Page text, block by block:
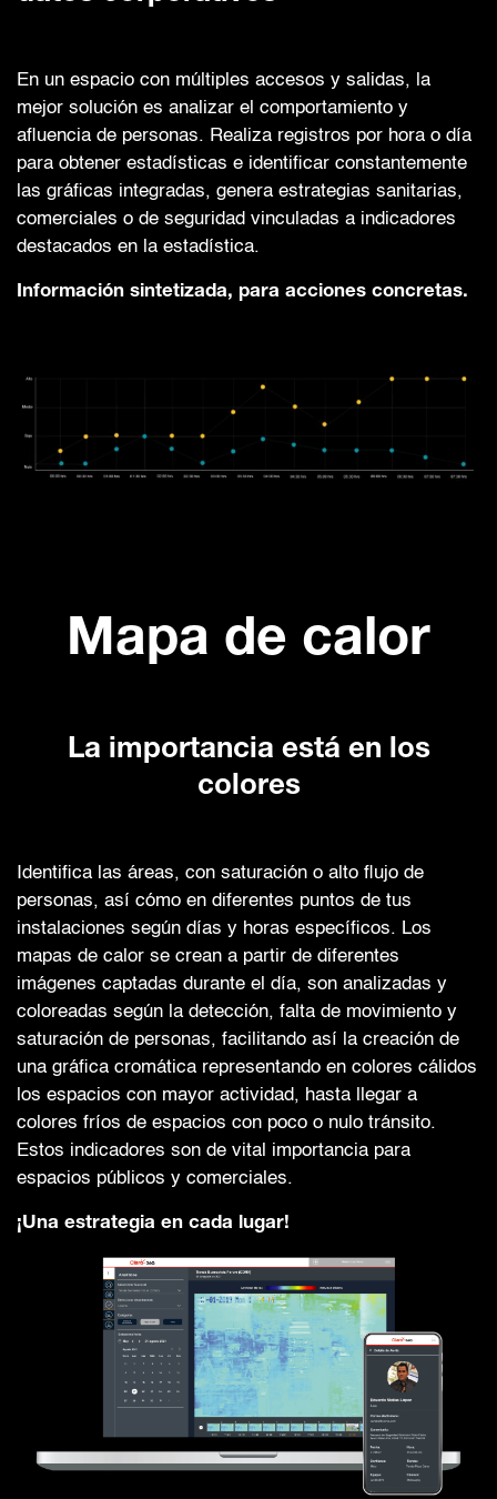
En un espacio con múltiples accesos y salidas, la
mejor solución es analizar el comportamiento y
afluencia de personas. Realiza registros por hora o día
para obtener estadísticas e identificar constantemente
las gráficas integradas, genera estrategias sanitarias,
comerciales o de seguridad vinculadas a indicadores
destacados en la estadística.
Información sintetizada, para acciones concretas.
Mapa de calor
La importancia está en los
colores
Identifica las áreas, con saturación o alto flujo de
personas, así cómo en diferentes puntos de tus
instalaciones según días y horas específicos. Los
mapas de calor se crean a partir de diferentes
imágenes captadas durante el día, son analizadas y
coloreadas según la detección, falta de movimiento y
saturación de personas, facilitando así la creación de
una gráfica cromática representando en colores cálidos
los espacios con mayor actividad, hasta llegar a
colores fríos de espacios con poco o nulo tránsito.
Estos indicadores son de vital importancia para
espacios públicos y comerciales.
¡Una estrategia en cada lugar!